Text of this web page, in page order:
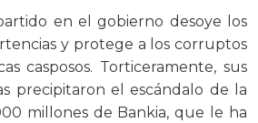
en el gobierno desoye los
y protege a los corruptos
casposos. Torticeramente, sus
precipitaron el escándalo de la
millones de Bankia, que le ha